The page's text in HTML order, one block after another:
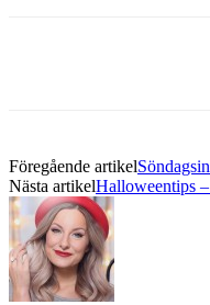
Föregående artikel
Nästa artikelHalloweentips